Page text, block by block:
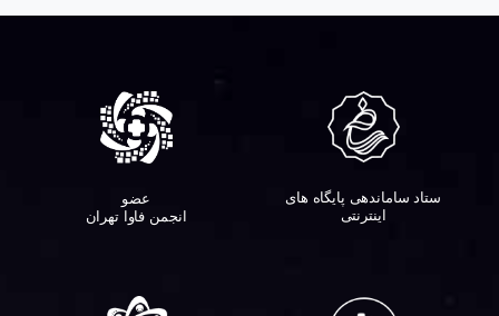
ستاد ساماندهی پایگاه های
اینترنتی
عضو
انجمن فاوا تهران